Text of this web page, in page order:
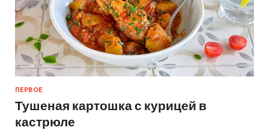
ПЕРВОЕ
Тушеная картошка с курицей в
кастрюле